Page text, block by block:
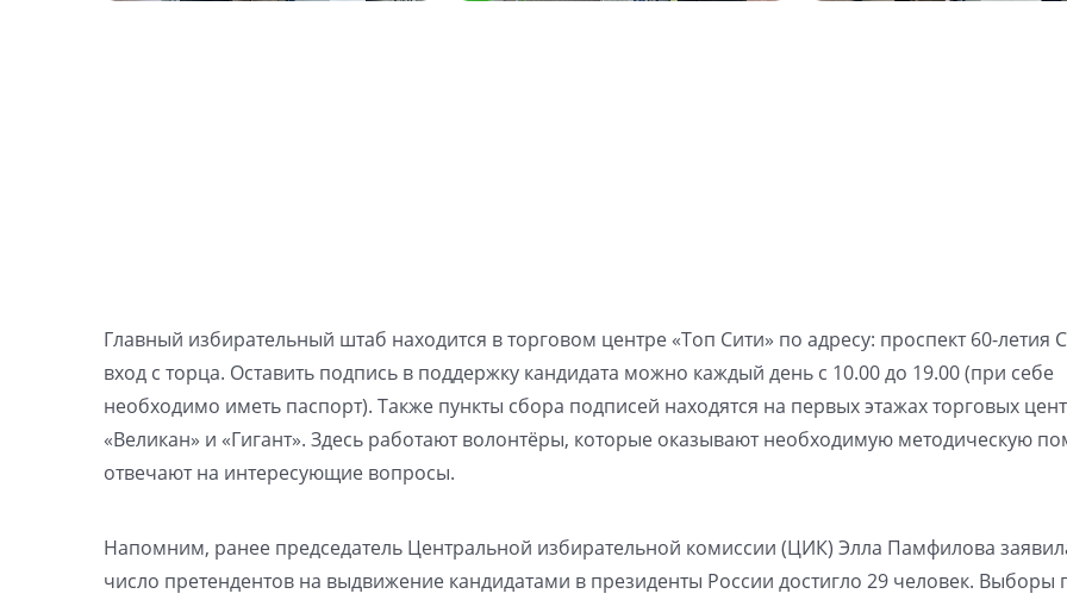
Главный избирательный штаб находится в торговом центре «Топ Сити» по адресу: проспект 60-летия
вход с торца. Оставить подпись в поддержку кандидата можно каждый день с 10.00 до 19.00 (при себе
необходимо иметь паспорт). Также пункты сбора подписей находятся на первых этажах торговых
«Великан» и «Гигант». Здесь работают волонтёры, которые оказывают необходимую методическую
отвечают на интересующие вопросы.
Напомним, ранее председатель Центральной избирательной комиссии (ЦИК) Элла Памфилова
число претендентов на выдвижение кандидатами в президенты России достигло 29 человек. Выборы